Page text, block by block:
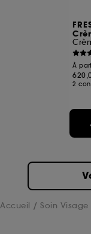
À
2
Accueil Soin Visage